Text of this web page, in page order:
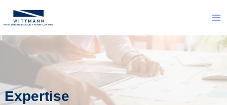
Inhalt
Expertise